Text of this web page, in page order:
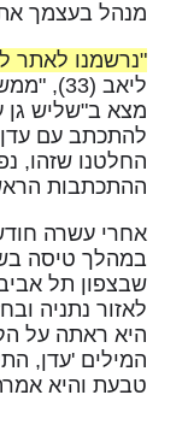
מנהל בעצמך
"נרשמנו לאתר
ליאב
מצא ב"שליש
להתכתב עם
החלטנו שזהו,
ההתכתבות
אחרי עשרה
במהלך טיסה
שבצפון תל
לאזור נתניה
היא ראתה על
המילים 'עדן,
טבעת והיא